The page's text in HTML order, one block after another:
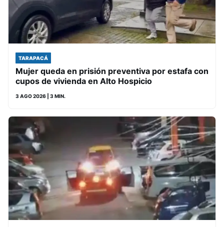
TARAPACÁ
Mujer queda en prisión preventiva por estafa con
cupos de vivienda en Alto Hospicio
3 AGO 2026 | 3 MIN.